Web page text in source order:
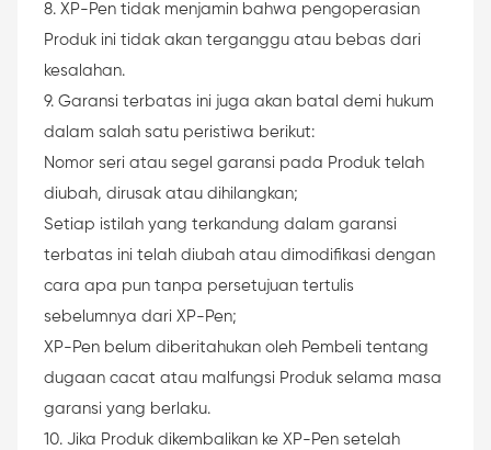
8. XP-Pen tidak menjamin bahwa pengoperasian
Produk ini tidak akan terganggu atau bebas dari
kesalahan.
9. Garansi terbatas ini juga akan batal demi hukum
dalam salah satu peristiwa berikut:
Nomor seri atau segel garansi pada Produk telah
diubah, dirusak atau dihilangkan;
Setiap istilah yang terkandung dalam garansi
terbatas ini telah diubah atau dimodifikasi dengan
cara apa pun tanpa persetujuan tertulis
sebelumnya dari XP-Pen;
XP-Pen belum diberitahukan oleh Pembeli tentang
dugaan cacat atau malfungsi Produk selama masa
garansi yang berlaku.
10. Jika Produk dikembalikan ke XP-Pen setelah